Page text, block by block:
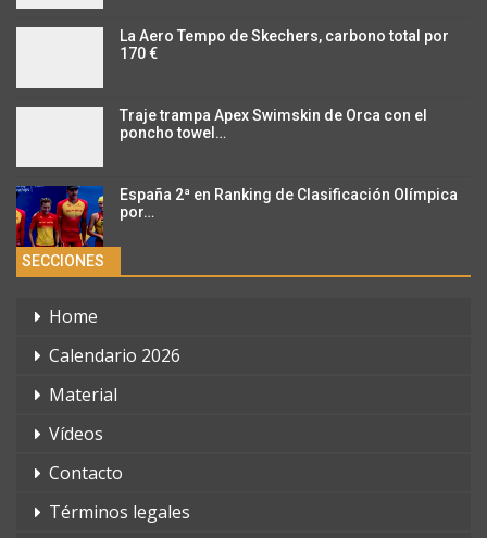
La Aero Tempo de Skechers, carbono total por
170 €
Traje trampa Apex Swimskin de Orca con el
poncho towel…
España 2ª en Ranking de Clasificación Olímpica
por…
SECCIONES
Home
Calendario 2026
Material
Vídeos
Contacto
Términos legales